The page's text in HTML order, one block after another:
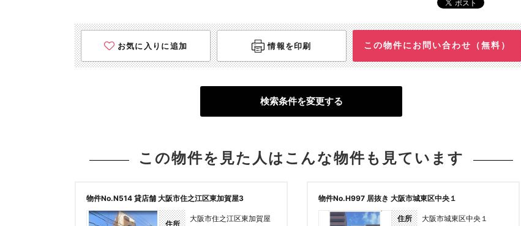
お気に入りに追加 情報を印刷 この物件にお問い合わせ（無料）
検索条件を変更する
この物件を見た人はこんな物件も見ています
物件No.N514 貸店舗 大阪市住之江区東加賀屋3
住所
大阪市住之江区東加賀屋
物件No.H997 居抜き 大阪市城東区中央１
住所 大阪市城東区中央１